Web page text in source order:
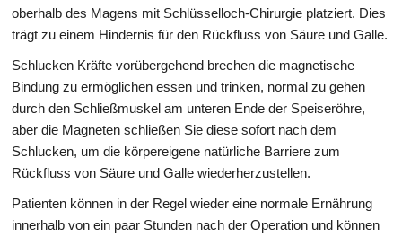
oberhalb des Magens mit Schlüsselloch-Chirurgie platziert. Dies
trägt zu einem Hindernis für den Rückfluss von Säure und Galle.
Schlucken Kräfte vorübergehend brechen die magnetische
Bindung zu ermöglichen essen und trinken, normal zu gehen
durch den Schließmuskel am unteren Ende der Speiseröhre,
aber die Magneten schließen Sie diese sofort nach dem
Schlucken, um die körpereigene natürliche Barriere zum
Rückfluss von Säure und Galle wiederherzustellen.
Patienten können in der Regel wieder eine normale Ernährung
innerhalb von ein paar Stunden nach der Operation und können